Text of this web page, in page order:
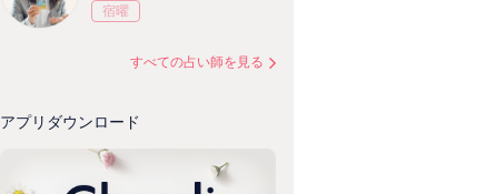
宿曜
すべての占い師を見る
アプリダウンロード